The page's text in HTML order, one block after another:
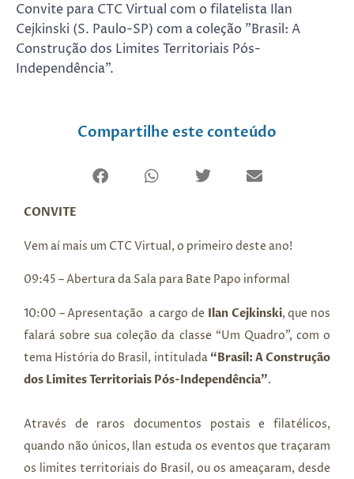
Convite para CTC Virtual com o filatelista Ilan
Cejkinski (S. Paulo-SP) com a coleção "Brasil: A
Construção dos Limites Territoriais Pós-
Independência".
Compartilhe este conteúdo
CONVITE
Vem aí mais um CTC Virtual, o primeiro deste ano!
09:45 – Abertura da Sala para Bate Papo informal
10:00 – Apresentação a cargo de Ilan Cejkinski, que nos
falará sobre sua coleção da classe “Um Quadro”, com o
tema História do Brasil, intitulada “Brasil: A Construção
dos Limites Territoriais Pós-Independência”.
Através de raros documentos postais e filatélicos,
quando não únicos, Ilan estuda os eventos que traçaram
os limites territoriais do Brasil, ou os ameaçaram, desde